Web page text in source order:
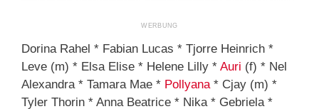
Dorina Rahel * Fabian Lucas * Tjorre Heinrich *
Leve (m) * Elsa Elise * Helene Lilly * Auri (f) * Nel
Alexandra * Tamara Mae * Pollyana* Cjay (m) *
Tyler Thorin * Anna Beatrice * Nika * Gebriela *